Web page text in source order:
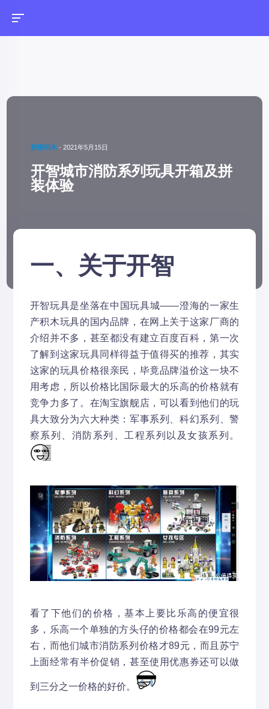
拼插积木 -2021年5月15日
开智城市消防系列玩具开箱及拼
装体验
一、关于开智
开智玩具是坐落在中国玩具城——澄海的一家生
产积木玩具的国内品牌，在网上关于这家厂商的
介绍并不多，甚至都没有建立百度百科，第一次
了解到这家玩具同样得益于值得买的推荐，其实
这家的玩具价格很亲民，毕竟品牌溢价这一块不
用考虑，所以价格比国际最大的乐高的价格就有
竞争力多了。在淘宝旗舰店，可以看到他们的玩
具大致分为六大种类：军事系列、科幻系列、警
察系列、消防系列、工程系列以及女孩系列。
看了下他们的价格，基本上要比乐高的便宜很
多，乐高一个单独的方头仔的价格都会在99元左
右，而他们城市消防系列价格才89元，而且苏宁
上面经常有半价促销，甚至使用优惠券还可以做
到三分之一价格的好价。